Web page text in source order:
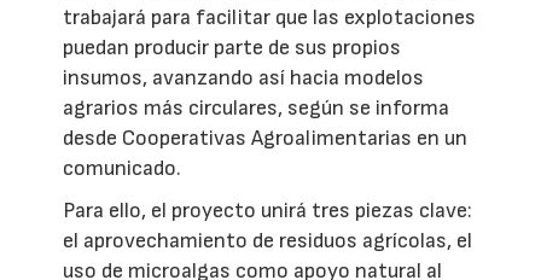
trabajará para facilitar que las explotaciones
puedan producir parte de sus propios
insumos, avanzando así hacia modelos
agrarios más circulares, según se informa
desde Cooperativas Agroalimentarias en un
comunicado.
Para ello, el proyecto unirá tres piezas clave:
el aprovechamiento de residuos agrícolas, el
uso de microalgas como apoyo natural al